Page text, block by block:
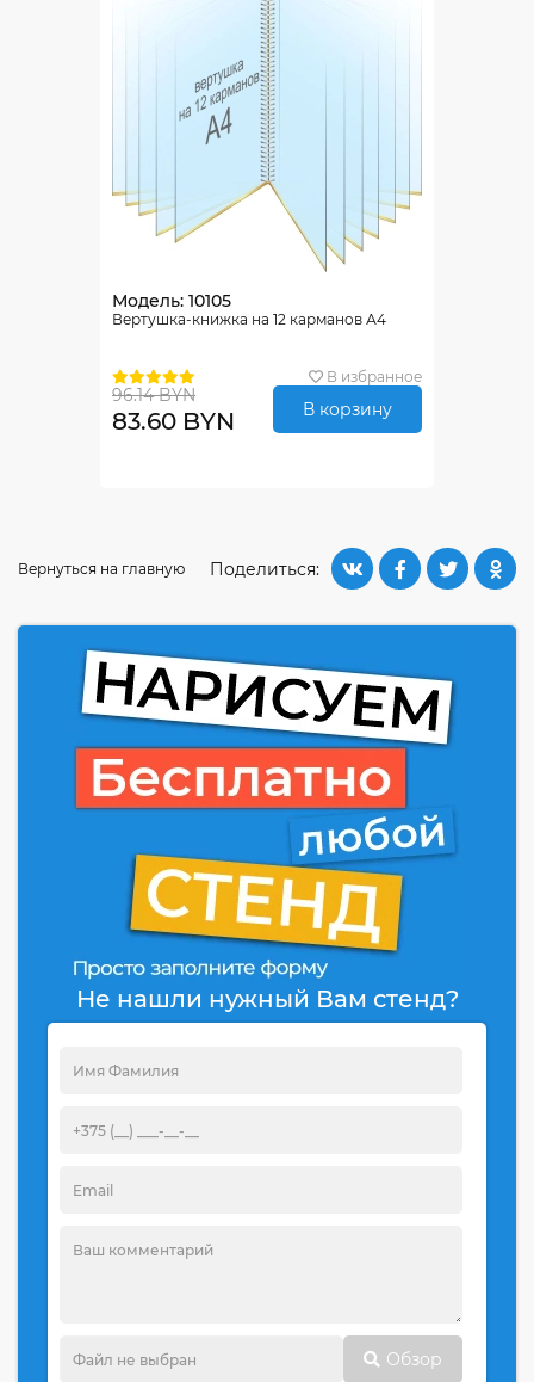
Модель: 10105
Вертушка-книжка на 12 карманов А4
В избранное
96.14 BYN
83.60 BYN В корзину
Поделиться:
Вернуться на главную
Не нашли нужный Вам стенд?
Обзор